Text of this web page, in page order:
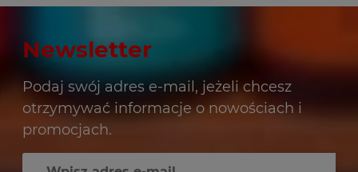
Newsletter
Podaj swój adres e-mail, jeżeli chcesz
otrzymywać informacje o nowościach i
promocjach.